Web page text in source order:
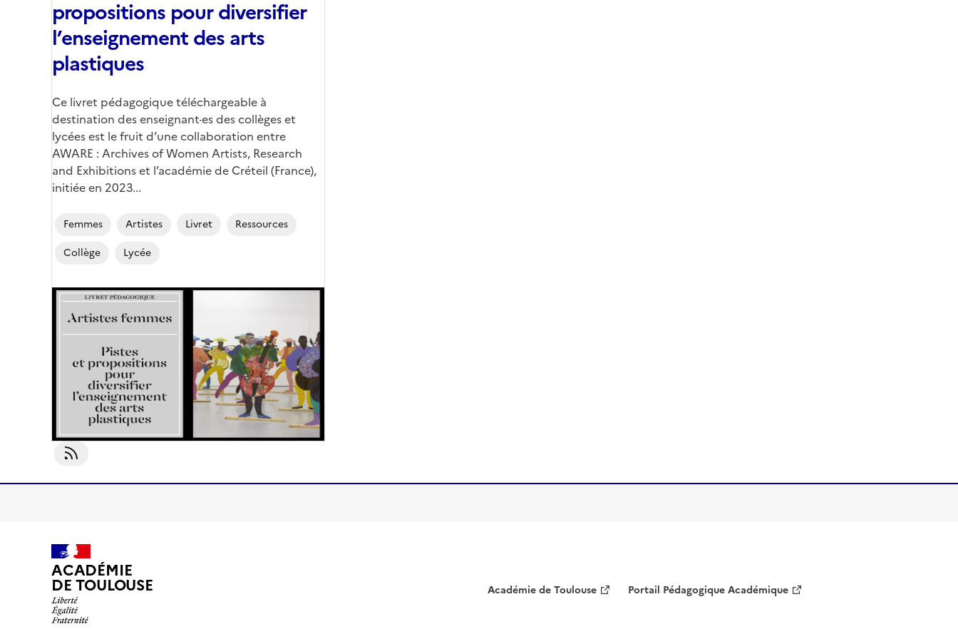
propositions pour diversifier
l’enseignement des arts
plastiques
Corps
Ce livret pédagogique téléchargeable à
destination des enseignant·es des collèges et
lycées est le fruit d’une collaboration entre
AWARE : Archives of Women Artists, Research
and Exhibitions et l’académie de Créteil (France),
initiée en 2023...
Femmes Artistes Livret
Ressources
Collège
Lycée
Image
couverture
(conseillée)
ACADÉMIE
DE TOULOUSE Académie de Toulouse Portail Pédagogique Académique